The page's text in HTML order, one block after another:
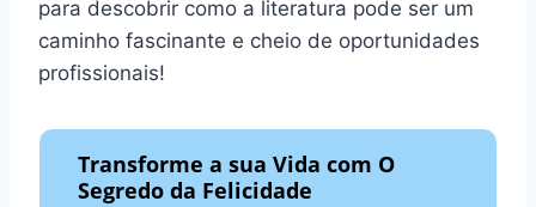
para descobrir como a literatura pode ser um
caminho fascinante e cheio de oportunidades
profissionais!
Transforme a sua Vida com O
Segredo da Felicidade